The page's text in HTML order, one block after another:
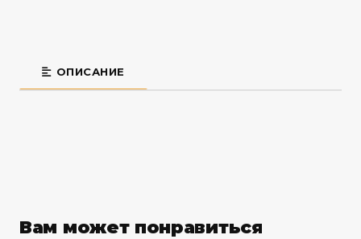
ОПИСАНИЕ
Вам может понравиться